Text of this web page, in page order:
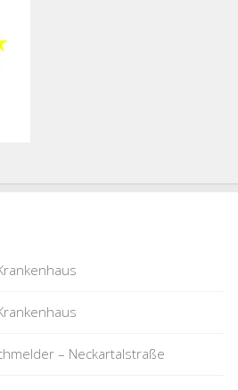
– Neckartalstraße